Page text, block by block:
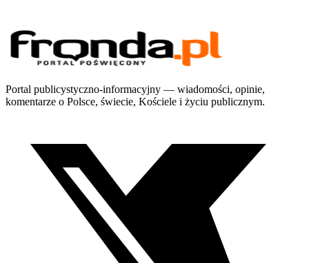
Portal publicystyczno-informacyjny — wiadomości, opinie,
komentarze o Polsce, świecie, Kościele i życiu publicznym.